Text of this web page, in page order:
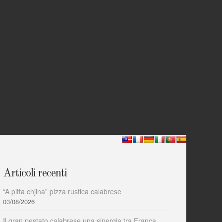
Articoli recenti
“A pitta chjina” pizza rustica calabrese
03/08/2026